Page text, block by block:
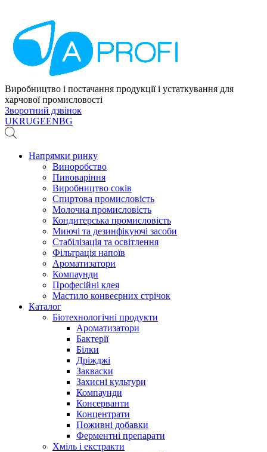
Виробництво і постачання продукції і устаткування для
харчової промисловості
Зворотний дзвінок
UKRUGEENBG
Напрямки ринку
Виноробство
Пивоваріння
Виробництво соків
Спиртова промисловість
Молочна промисловість
Кондитерська промисловість
Миючі та дезинфікуючі засоби
Стабілізація та освітлення
Фільтрація напоїв
Ароматизатори
Компаунди
Професійні клея
Мастило конвеєрних стрічок
Каталог
Біотехнологічні продукти
Ароматизатори
Бактерії
Білки
Дріжджі
Закваски
Захисні культури
Компаунди
Консерванти
Концентрати
Поживні добавки
Ферментні препарати
Хміль і екстракти